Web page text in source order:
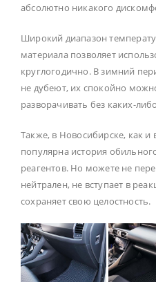
абсолютно никакого
Широкий диапазон
материала позволяет
круглогодично. В зимний
не дубеют, их спокойно
разворачивать без каких-
Также, в Новосибирске, как и
популярна история
реагентов. Но можете не
нейтрален, не вступает в
сохраняет свою целостность.